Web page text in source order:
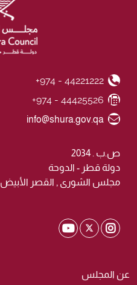
عن المجلس
Phone Number
+974 - 44221222
Fax Number
+974 - 44425526
Email ID
info@shura.gov.qa
ص.ب . 2034
دولة قطر - الدوحة
مجلس الشورى , القصر الأبيض
Shura Instagram
Shura Twitter
Shura Youtube